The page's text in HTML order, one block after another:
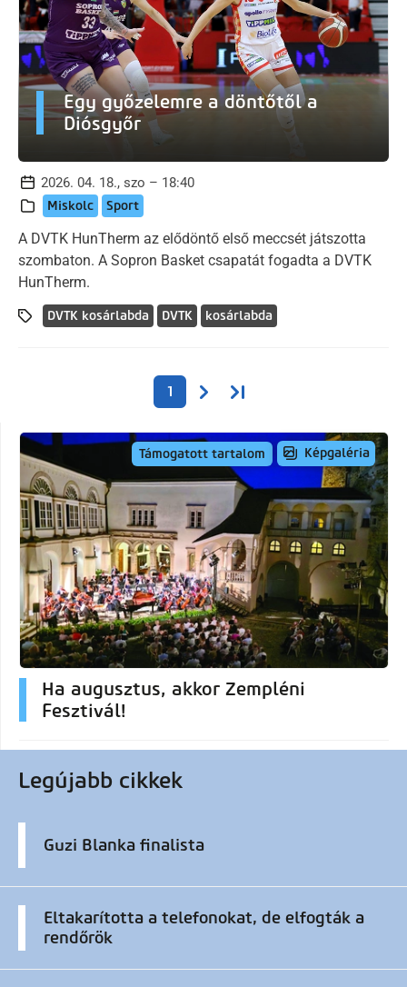
Egy győzelemre a döntőtől a
Diósgyőr
2026. 04. 18., szo – 18:40
Miskolc Sport
A DVTK HunTherm az elődöntő első meccsét játszotta
szombaton. A Sopron Basket csapatát fogadta a DVTK
HunTherm.
DVTK kosárlabda DVTK kosárlabda
Oldalszámozás 1 Következő oldal
Utolsó oldal
Támogatott tartalom Képgaléria
Ha augusztus, akkor Zempléni
Fesztivál!
Legújabb cikkek
Guzi Blanka finalista
Eltakarította a telefonokat, de elfogták a
rendőrök